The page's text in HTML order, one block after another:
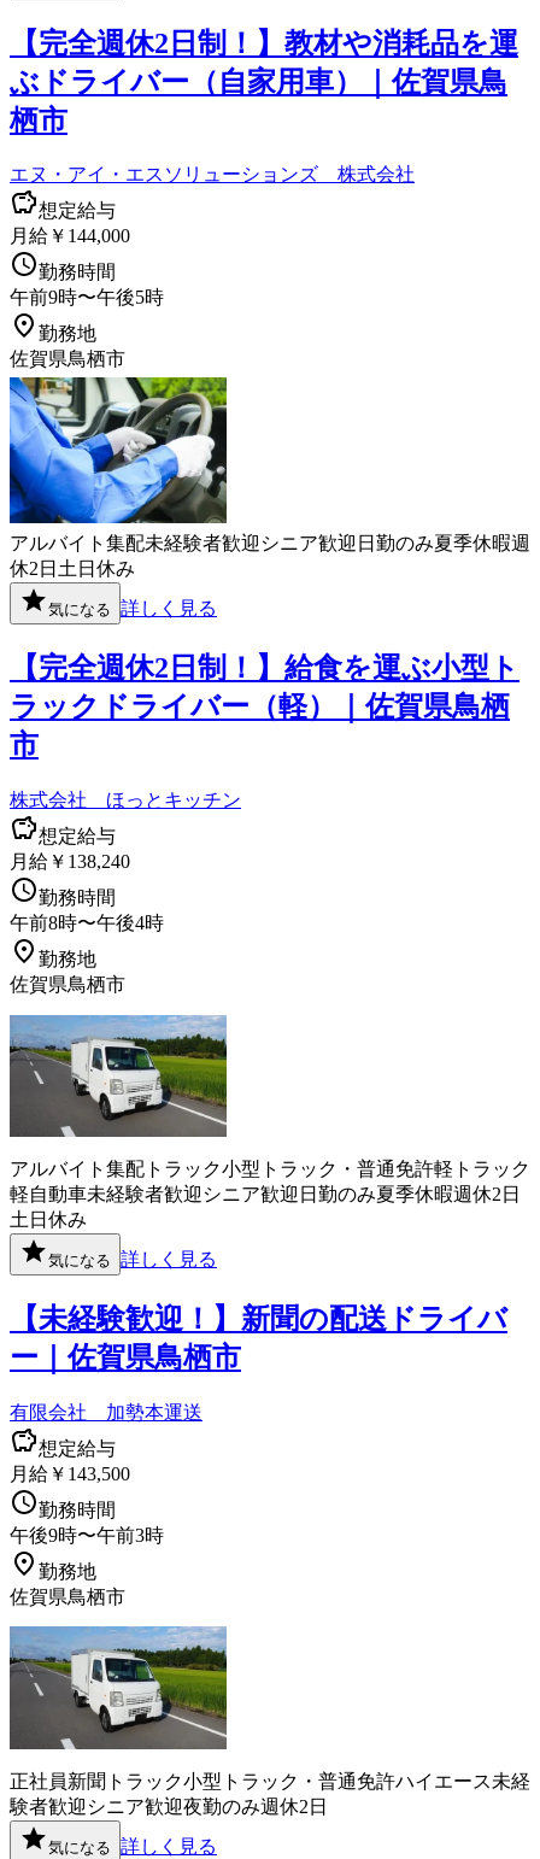
【完全週休2日制！】教材や消耗品を運
ぶドライバー（自家用車）｜佐賀県鳥
栖市
エヌ・アイ・エスソリューションズ 株式会社
想定給与
月給￥144,000
勤務時間
午前9時〜午後5時
勤務地
佐賀県鳥栖市
アルバイト 集配未経験者歓迎 シニア歓迎 日勤のみ夏季休暇週
休2日 土日休み
気になる 詳しく見る
【完全週休2日制！】給食を運ぶ小型ト
ラックドライバー（軽）｜佐賀県鳥栖
市
株式会社 ほっとキッチン
想定給与
月給￥138,240
勤務時間
午前8時〜午後4時
勤務地
佐賀県鳥栖市
アルバイト 集配 トラック小型トラック・普通免許軽トラック
軽自動車未経験者歓迎 シニア歓迎 日勤のみ夏季休暇週休2日
土日休み
気になる 詳しく見る
【未経験歓迎！】新聞の配送ドライバ
ー｜佐賀県鳥栖市
有限会社 加勢本運送
想定給与
月給￥143,500
勤務時間
午後9時〜午前3時
勤務地
佐賀県鳥栖市
正社員新聞 トラック小型トラック・普通免許ハイエース未経
験者歓迎 シニア歓迎夜勤のみ週休2日
気になる 詳しく見る